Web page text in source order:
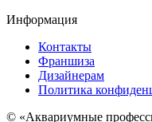
Информация
Контакты
Франшиза
Дизайнерам
Политика
© «Аквариумные